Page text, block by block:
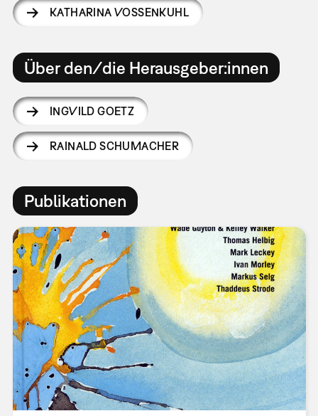
KATHARINA VOSSENKUHL
Über den/die Herausgeber:innen
INGVILD GOETZ
RAINALD SCHUMACHER
Publikationen